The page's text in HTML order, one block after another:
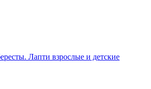
Лапти взрослые и детские